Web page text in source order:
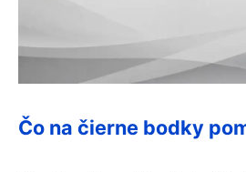
Čo na čierne bodky